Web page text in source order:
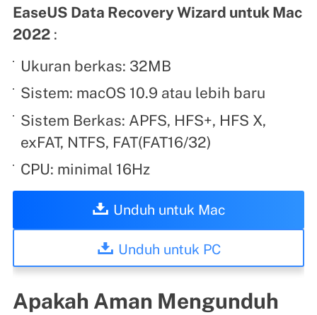
EaseUS Data Recovery Wizard untuk Mac
2022:
Ukuran berkas: 32MB
Sistem: macOS 10.9 atau lebih baru
Sistem Berkas: APFS, HFS+, HFS X,
exFAT, NTFS, FAT(FAT16/32)
CPU: minimal 16Hz
Unduh untuk Mac
Unduh untuk PC
Apakah Aman Mengunduh